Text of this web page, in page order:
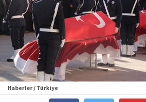
Haberler / Türkiye